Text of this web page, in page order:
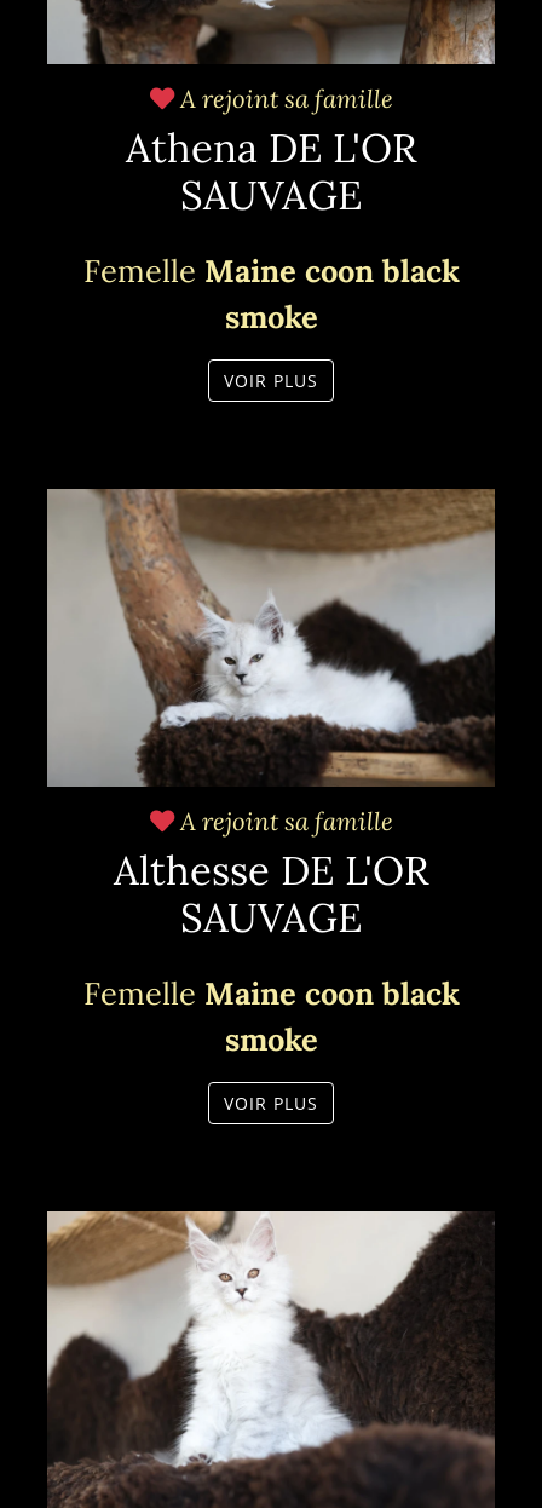
A rejoint sa famille
Athena DE L'OR
SAUVAGE
Femelle Maine coon black
smoke
VOIR PLUS
A rejoint sa famille
Althesse DE L'OR
SAUVAGE
Femelle Maine coon black
smoke
VOIR PLUS